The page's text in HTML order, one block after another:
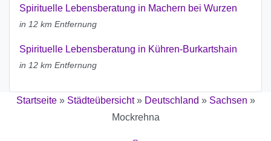
Spirituelle Lebensberatung in Machern bei Wurzen
in 12 km Entfernung
Spirituelle Lebensberatung in Kühren-Burkartshain
in 12 km Entfernung
Startseite» Städteübersicht» Deutschland » Sachsen »
Mockrehna